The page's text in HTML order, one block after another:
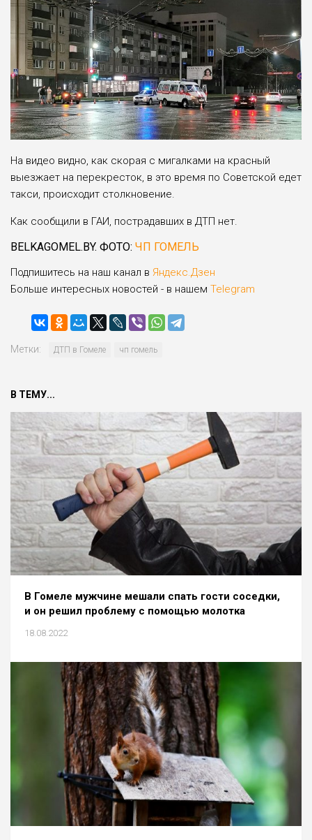
На видео видно, как скорая с мигалками на красный
выезжает на перекресток, в это время по Советской едет
такси, происходит столкновение.
Как сообщили в ГАИ, пострадавших в ДТП нет.
BELKAGOMEL.BY. ФОТО: ЧП ГОМЕЛЬ
Подпишитесь на наш канал в Яндекс.Дзен
Больше интересных новостей - в нашем Telegram
Метки: ДТП в Гомеле чп гомель
В ТЕМУ...
В Гомеле мужчине мешали спать гости соседки,
и он решил проблему с помощью молотка
18.08.2022